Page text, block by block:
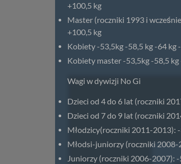
+100,5 kg
Master (roczniki 1993 i
+100,5 kg
Kobiety -53,5kg -58,5 kg -64 kg
Kobiety master -53,5kg -58,5
Wagi w dywizji No Gi
Dzieci od 4 do 6 lat (roczniki
Dzieci od 7 do 9 lat (roczniki
Młodzicy(roczniki 2011-2013):
Młodsi-juniorzy (roczniki
Juniorzy (roczniki 2006-2007):